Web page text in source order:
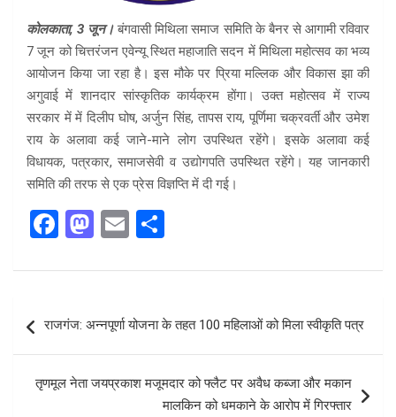
कोलकाता, 3 जून। बंगवासी मिथिला समाज समिति के बैनर से आगामी रविवार
7 जून को चित्तरंजन एवेन्यू स्थित महाजाति सदन में मिथिला महोत्सव का भव्य
आयोजन किया जा रहा है। इस मौके पर प्रिया मल्लिक और विकास झा की
अगुवाई में शानदार सांस्कृतिक कार्यक्रम होंगा। उक्त महोत्सव में राज्य
सरकार में में दिलीप घोष, अर्जुन सिंह, तापस राय, पूर्णिमा चक्रवर्ती और उमेश
राय के अलावा कई जाने-माने लोग उपस्थित रहेंगे। इसके अलावा कई
विधायक, पत्रकार, समाजसेवी व उद्योगपति उपस्थित रहेंगे। यह जानकारी
समिति की तरफ से एक प्रेस विज्ञप्ति में दी गई।
F
ce
b
o
o
k
M
st
d
o
n
E
ail ar
navigation
राजगंज: अन्नपूर्णा योजना के तहत 100 महिलाओं को मिला स्वीकृति पत्र
तृणमूल नेता जयप्रकाश मजूमदार को फ्लैट पर अवैध कब्जा और मकान
मालकिन को धमकाने के आरोप में गिरफ्तार